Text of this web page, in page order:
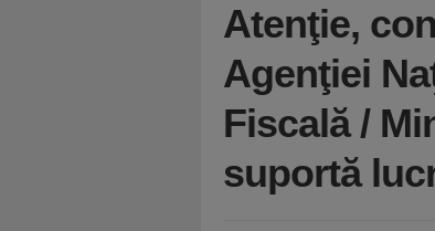
Atenţie,
Agenţiei
Fiscală /
suportă